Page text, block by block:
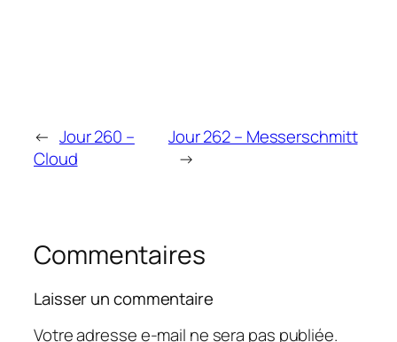
← Jour 260 –
Cloud
Jour 262 – Messerschmitt
→
Commentaires
Laisser un commentaire
Votre adresse e-mail ne sera pas publiée.